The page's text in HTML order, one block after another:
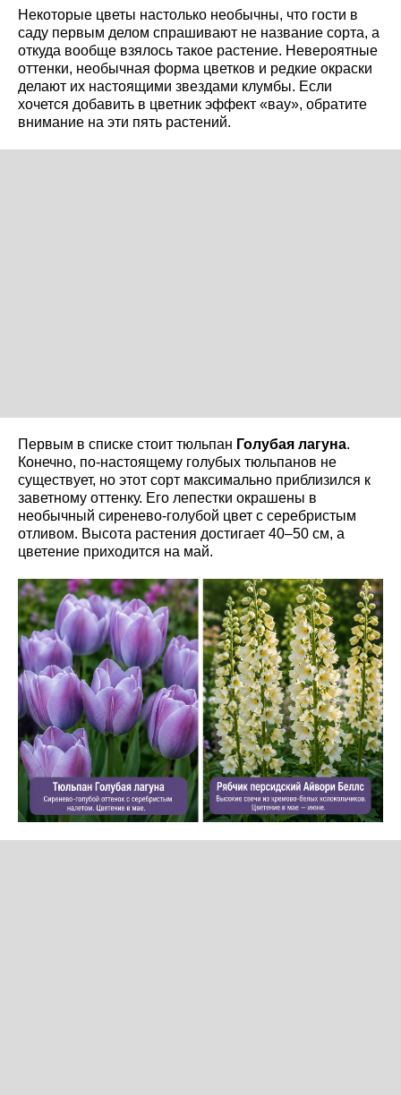
Некоторые цветы настолько необычны, что гости в
саду первым делом спрашивают не название сорта, а
откуда вообще взялось такое растение. Невероятные
оттенки, необычная форма цветков и редкие окраски
делают их настоящими звездами клумбы. Если
хочется добавить в цветник эффект «вау», обратите
внимание на эти пять растений.
Первым в списке стоит тюльпан Голубая лагуна.
Конечно, по-настоящему голубых тюльпанов не
существует, но этот сорт максимально приблизился к
заветному оттенку. Его лепестки окрашены в
необычный сиренево-голубой цвет с серебристым
отливом. Высота растения достигает 40–50 см, а
цветение приходится на май.